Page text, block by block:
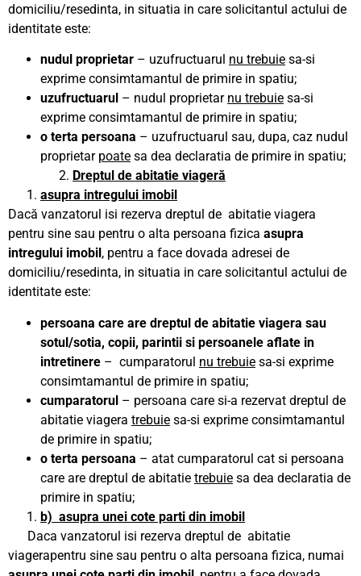
domiciliu/resedinta, in situatia in care solicitantul actului de
identitate este:
nudul proprietar – uzufructuarul nu trebuie sa-si
exprime consimtamantul de primire in spatiu;
uzufructuarul – nudul proprietar nu trebuie sa-si
exprime consimtamantul de primire in spatiu;
o terta persoana – uzufructuarul sau, dupa, caz nudul
proprietar poate sa dea declaratia de primire in spatiu;
Dreptul de abitatie viageră
asupra intregului imobil
Dacă vanzatorul isi rezerva dreptul de abitatie viagera
pentru sine sau pentru o alta persoana fizica asupra
intregului imobil , pentru a face dovada adresei de
domiciliu/resedinta, in situatia in care solicitantul actului de
identitate este:
persoana care are dreptul de abitatie viagera sau
sotul/sotia, copii, parintii si persoanele aflate in
intretinere – cumparatorul nu trebuie sa-si exprime
consimtamantul de primire in spatiu;
cumparatorul – persoana care si-a rezervat dreptul de
abitatie viagera trebuie sa-si exprime consimtamantul
de primire in spatiu;
o terta persoana – atat cumparatorul cat si persoana
care are dreptul de abitatie trebuie sa dea declaratia de
primire in spatiu;
b) asupra unei cote parti din imobil
Daca vanzatorul isi rezerva dreptul de abitatie
viagerapentru sine sau pentru o alta persoana fizica, numai